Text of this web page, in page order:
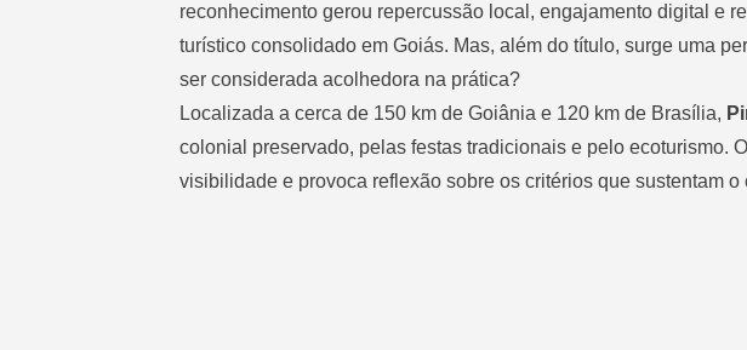
reconhecimento gerou repercussão local, engajamento digital e
turístico consolidado em Goiás. Mas, além do título, surge uma
ser considerada acolhedora na prática?
Localizada a cerca de 150 km de Goiânia e 120 km de Brasília,
colonial preservado, pelas festas tradicionais e pelo ecoturismo.
visibilidade e provoca reflexão sobre os critérios que sustentam